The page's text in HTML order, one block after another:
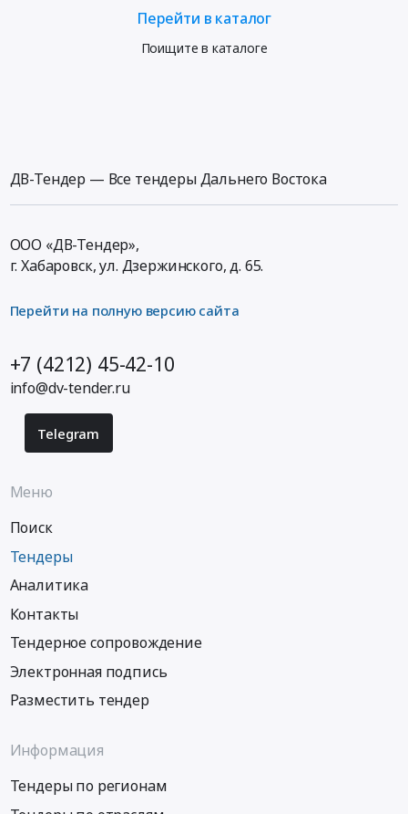
Перейти в каталог
Поищите в каталоге
ДВ-Тендер — Все тендеры Дальнего Востока
ООО «ДВ-Тендер»,
г. Хабаровск,ул. Дзержинского, д. 65.
Перейти на полную версию сайта
+7 (4212) 45-42-10
info@dv-tender.ru
Telegram
Меню
Поиск
Тендеры
Аналитика
Контакты
Тендерное сопровождение
Электронная подпись
Разместить тендер
Информация
Тендеры по регионам